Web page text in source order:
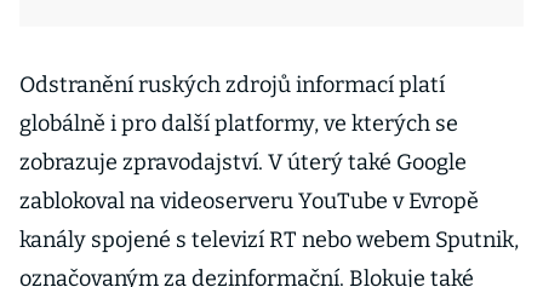
Odstranění ruských zdrojů informací platí
globálně i pro další platformy, ve kterých se
zobrazuje zpravodajství. V úterý také Google
zablokoval na videoserveru YouTube v Evropě
kanály spojené s televizí RT nebo webem Sputnik,
označovaným za dezinformační. Blokuje také